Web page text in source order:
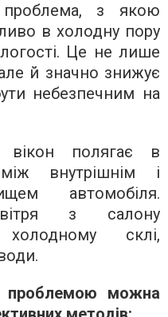
з якою
в холодну пору
Це не лише
й значно знижує
небезпечним на
вікон полягає в
внутрішнім і
автомобіля.
з салону
склі,
проблемою можна